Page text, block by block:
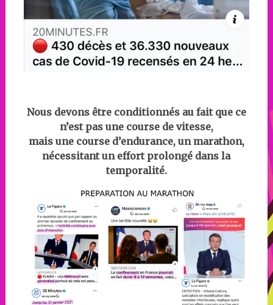
Nous devons être conditionnés au fait que ce
n’est pas une course de vitesse,
mais une course d’endurance, un marathon,
nécessitant un effort prolongé dans la
temporalité.